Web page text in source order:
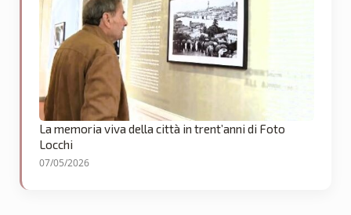
La memoria viva della città in trent’anni di Foto
Locchi
07/05/2026